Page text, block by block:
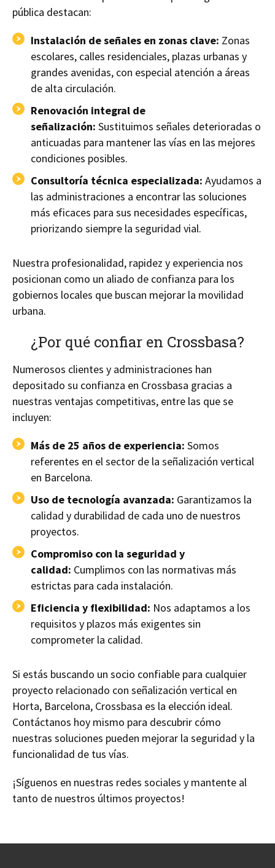
pública destacan:
Instalación de señales en zonas clave: Zonas
escolares, calles residenciales, plazas urbanas y
grandes avenidas, con especial atención a áreas
de alta circulación.
Renovación integral de
señalización: Sustituimos señales deterioradas o
anticuadas para mantener las vías en las mejores
condiciones posibles.
Consultoría técnica especializada: Ayudamos a
las administraciones a encontrar las soluciones
más eficaces para sus necesidades específicas,
priorizando siempre la seguridad vial.
Nuestra profesionalidad, rapidez y experiencia nos
posicionan como un aliado de confianza para los
gobiernos locales que buscan mejorar la movilidad
urbana.
¿Por qué confiar en Crossbasa?
Numerosos clientes y administraciones han
depositado su confianza en Crossbasa gracias a
nuestras ventajas competitivas, entre las que se
incluyen:
Más de 25 años de experiencia: Somos
referentes en el sector de la señalización vertical
en Barcelona.
Uso de tecnología avanzada: Garantizamos la
calidad y durabilidad de cada uno de nuestros
proyectos.
Compromiso con la seguridad y
calidad: Cumplimos con las normativas más
estrictas para cada instalación.
Eficiencia y flexibilidad: Nos adaptamos a los
requisitos y plazos más exigentes sin
comprometer la calidad.
Si estás buscando un socio confiable para cualquier
proyecto relacionado con señalización vertical en
Horta, Barcelona, Crossbasa es la elección ideal.
Contáctanos hoy mismo para descubrir cómo
nuestras soluciones pueden mejorar la seguridad y la
funcionalidad de tus vías.
¡Síguenos en nuestras redes sociales y mantente al
tanto de nuestros últimos proyectos!